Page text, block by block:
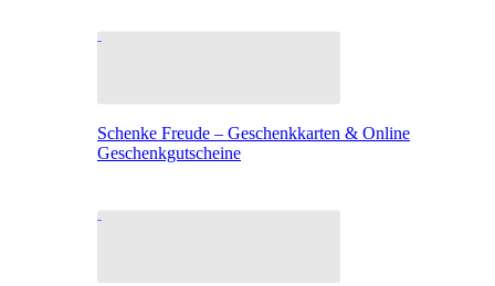
Schenke Freude – Geschenkkarten & Online
Geschenkgutscheine